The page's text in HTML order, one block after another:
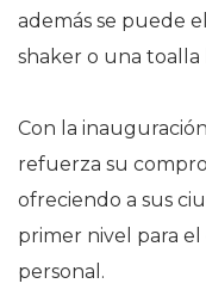
además se puede
shaker o una toalla
Con la
refuerza su
ofreciendo a sus
primer nivel para
personal.